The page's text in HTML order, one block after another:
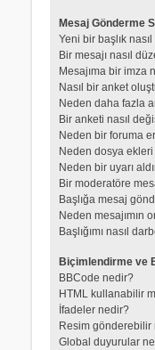
Mesaj Gönderme
Yeni bir başlık
Bir mesajı nasıl
Mesajıma bir imza
Nasıl bir anket
Neden daha fazla
Bir anketi nasıl
Neden bir foruma
Neden dosya
Neden bir uyarı
Bir moderatöre
Başlığa mesaj
Neden mesajımın
Başlığımı nasıl
Biçimlendirme ve
BBCode nedir?
HTML kullanabilir
İfadeler nedir?
Resim gönderebilir
Global duyurular